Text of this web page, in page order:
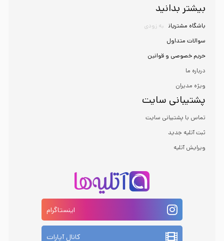
بیشتر بدانید
باشگاه مشتریان به زودی
سوالات متداول
حریم خصوصی و قوانین
درباره ما
ویژه مدیران
پشتیبانی سایت
تماس با پشتیبانی سایت
ثبت آتلیه جدید
ویرایش آتلیه
اینستاگرام
کانال آپارات